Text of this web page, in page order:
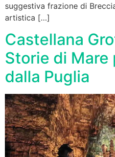
suggestiva frazione di
artistica […]
Castellana
Storie di Mare
dalla Puglia